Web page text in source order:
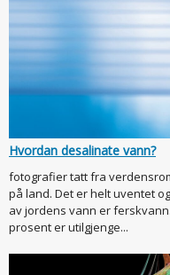
Hvordan desalinate vann?
fotografier tatt fra
på land. Det er helt uventet
av jordens vann er
prosent er utilgjenge...